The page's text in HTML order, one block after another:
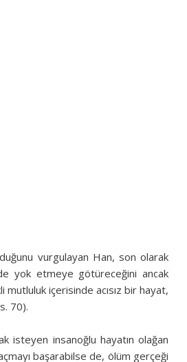
vurgulayan Han, son olarak
yok etmeye götüreceğini ancak
içerisinde acısız bir hayat,
70).
isteyen insanoğlu hayatın olağan
başarabilse de, ölüm gerçeği